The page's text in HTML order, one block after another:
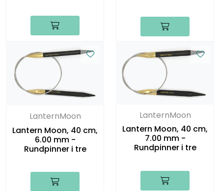
LanternMoon
Lantern Moon, 40 cm,
6.00 mm -
Rundpinner i tre
LanternMoon
Lantern Moon, 40 cm,
7.00 mm -
Rundpinner i tre